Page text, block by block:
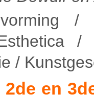
/
/
/
en